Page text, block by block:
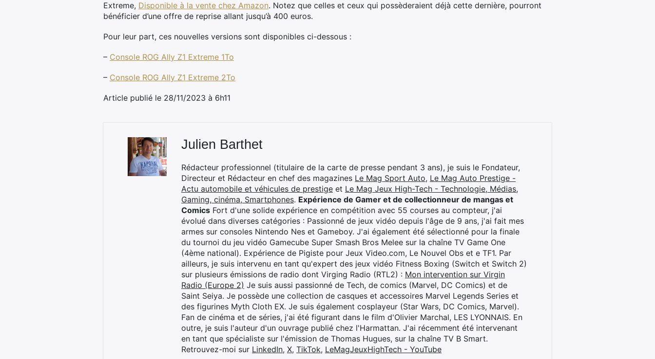
Extreme, Disponible à la vente chez Amazon. Notez que celles et ceux qui possèderaient déjà cette dernière, pourront
bénéficier d’une offre de reprise allant jusqu’à 400 euros.
Pour leur part, ces nouvelles versions sont disponibles ci-dessous :
– Console ROG Ally Z1 Extreme 1To
– Console ROG Ally Z1 Extreme 2To
Article publié le 28/11/2023 à 6h11
Julien Barthet
Rédacteur professionnel (titulaire de la carte de presse pendant 3 ans), je suis le Fondateur,
Directeur et Rédacteur en chef des magazines Le Mag Sport Auto, Le Mag Auto Prestige -
Actu automobile et véhicules de prestige et Le Mag Jeux High-Tech - Technologie, Médias,
Gaming, cinéma, Smartphones. Expérience de Gamer et de collectionneur de mangas et
Comics Fort d'une solide expérience en compétition avec 55 courses au compteur, j'ai
évolué dans diverses catégories : Passionné de jeux vidéo depuis l'âge de 9 ans, j'ai fait mes
armes sur consoles Nintendo Nes et Gameboy. J'ai également été sélectionné pour la finale
du tournoi du jeu vidéo Gamecube Super Smash Bros Melee sur la chaîne TV Game One
(4ème national). Expérience de Pigiste pour Jeux Video.com, Le Nouvel Obs et e TF1. Par
ailleurs, je suis intervenu en tant qu'expert des jeux vidéo Fitness Boxing (Switch et Switch 2)
sur plusieurs émissions de radio dont Virging Radio (RTL2) : Mon intervention sur Virgin
Radio (Europe 2) Je suis aussi passionné de Tech, de comics (Marvel, DC Comics) et de
Saint Seiya. Je possède une collection de casques et accessoires Marvel Legends Series et
des figurines Myth Cloth EX. Je suis également cosplayeur (Star Wars, DC Comics, Marvel).
Fan de cinéma et de séries, j'ai été figurant dans le film d'Olivier Marchal, LES LYONNAIS. En
outre, je suis l'auteur d'un ouvrage publié chez l'Harmattan. J'ai récemment été intervenant
en tant que spécialiste sur l'émission de Thomas Hugues, sur la chaîne TV B Smart.
Retrouvez-moi sur LinkedIn, X, TikTok, LeMagJeuxHighTech - YouTube